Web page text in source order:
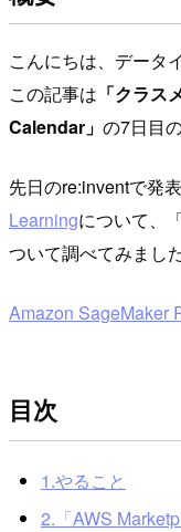
こんにちは、データ
この記事は 「クラ
Calendar」 の7日目
先日のre:inventで発
Learningについて、
ついて調べてみました
Amazon SageMaker
目次
1.やること
2.「AWS